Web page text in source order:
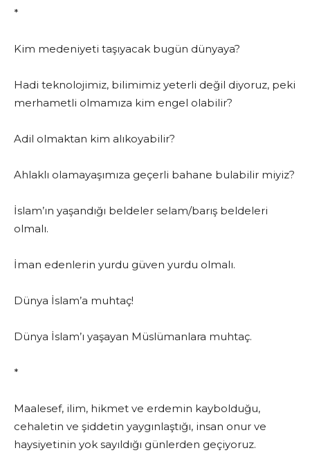
*
Kim medeniyeti taşıyacak bugün dünyaya?
Hadi teknolojimiz, bilimimiz yeterli değil diyoruz, peki
merhametli olmamıza kim engel olabilir?
Adil olmaktan kim alıkoyabilir?
Ahlaklı olamayaşımıza geçerli bahane bulabilir miyiz?
İslam’ın yaşandığı beldeler selam/barış beldeleri
olmalı.
İman edenlerin yurdu güven yurdu olmalı.
Dünya İslam’a muhtaç!
Dünya İslam’ı yaşayan Müslümanlara muhtaç.
*
Maalesef, ilim, hikmet ve erdemin kaybolduğu,
cehaletin ve şiddetin yaygınlaştığı, insan onur ve
haysiyetinin yok sayıldığı günlerden geçiyoruz.